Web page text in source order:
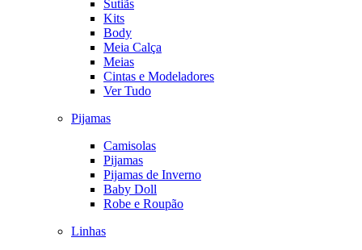
Sutiãs
Kits
Body
Meia Calça
Meias
Cintas e Modeladores
Ver Tudo
Pijamas
Camisolas
Pijamas
Pijamas de Inverno
Baby Doll
Robe e Roupão
Linhas